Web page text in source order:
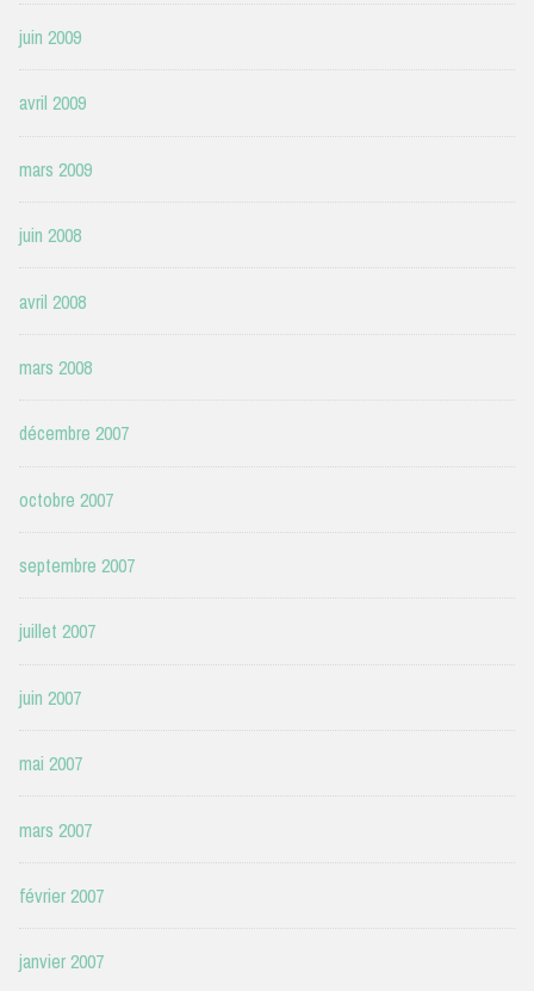
juin 2009
avril 2009
mars 2009
juin 2008
avril 2008
mars 2008
décembre 2007
octobre 2007
septembre 2007
juillet 2007
juin 2007
mai 2007
mars 2007
février 2007
janvier 2007